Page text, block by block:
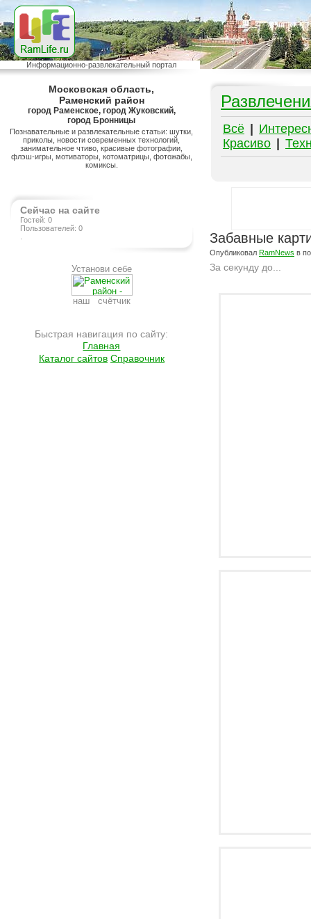
Информационно-развлекательный портал
Московская область,
Раменский район
город Раменское, город Жуковский,
город Бронницы
Познавательные и развлекательные статьи: шутки,
приколы, новости современных технологий,
занимательное чтиво, красивые фотографии,
флэш-игры, мотиваторы, котоматрицы, фотожабы,
комиксы.
Сейчас на сайте
Гостей: 0
Пользователей: 0
Установи себе
наш счётчик
Быстрая навигация по сайту:
Главная
Каталог сайтов Справочник
Всё
Красиво
Забавные
Опубликовал RamNews в
За секунду до...